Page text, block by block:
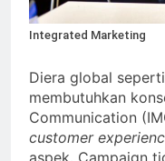
Integrated Marketing
Diera global
membutuhkan
Communication
customer